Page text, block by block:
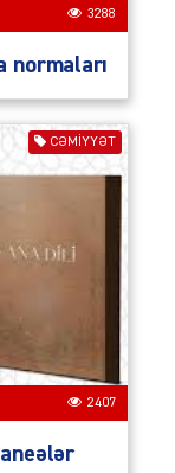
3288
normaları
CƏMIYYƏT
2407